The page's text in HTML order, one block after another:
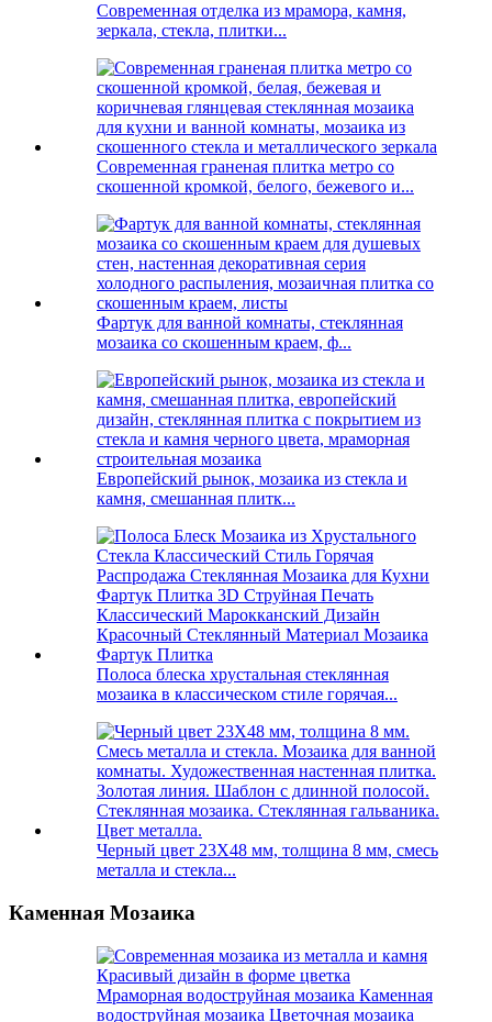
Современная отделка из мрамора, камня,
зеркала, стекла, плитки...
Современная граненая плитка метро со
скошенной кромкой, белого, бежевого и...
Фартук для ванной комнаты, стеклянная
мозаика со скошенным краем, ф...
Европейский рынок, мозаика из стекла и
камня, смешанная плитк...
Полоса блеска хрустальная стеклянная
мозаика в классическом стиле горячая...
Черный цвет 23X48 мм, толщина 8 мм, смесь
металла и стекла...
Каменная Мозаика